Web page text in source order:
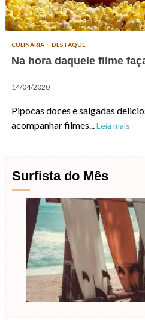
CULINÁRIA DESTAQUE
Na hora daquele filme
14/04/2020
Pipocas doces e salgadas
acompanhar filmes...Leia mais
Surfista do Mês